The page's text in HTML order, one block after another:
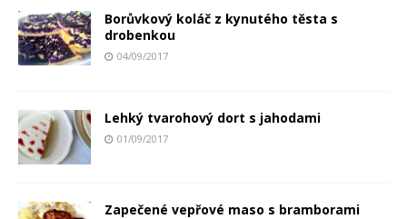
Borůvkový koláč z kynutého těsta s
drobenkou
04/09/2017
Lehký tvarohový dort s jahodami
01/09/2017
Zapečené vepřové maso s bramborami